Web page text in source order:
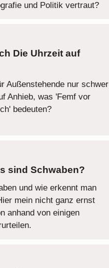
und Politik vertraut?
Die Uhrzeit auf
Außenstehende nur schwer
Anhieb, was 'Femf vor
bedeuten?
sind Schwaben?
und wie erkennt man
mein nicht ganz ernst
anhand von einigen